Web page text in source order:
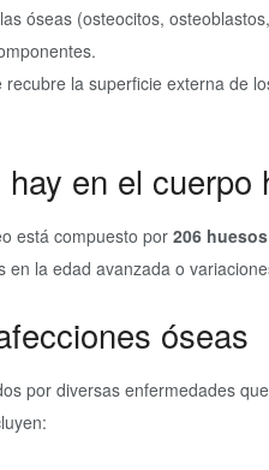
óseas (osteocitos,
la superficie externa de
en el cuerpo
está compuesto por 206 huesos
en la edad avanzada o
óseas
por diversas enfermedades